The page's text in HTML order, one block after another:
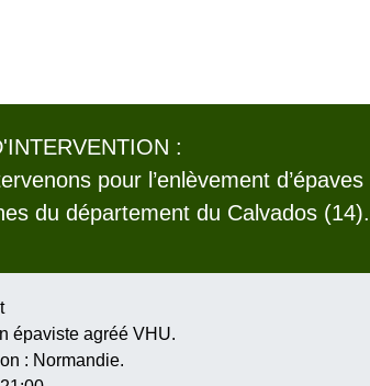
:
pour l’enlèvement
du département du Calvados (14).
épaviste agréé VHU.
: Normandie.